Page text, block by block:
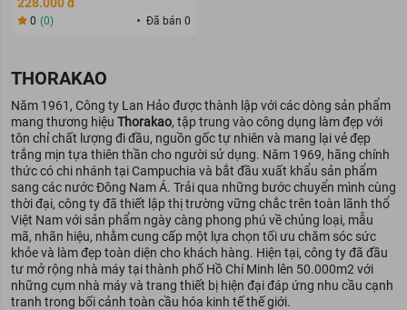
0 (0) Đã bán 0
THORAKAO
Năm 1961, Công ty Lan Hảo được thành lập với các dòng sản phẩm
mang thương hiệu Thorakao, tập trung vào công dụng làm đẹp với
tôn chỉ chất lượng đi đầu, nguồn gốc tự nhiên và mang lại vẻ đẹp
trắng mịn tựa thiên thần cho người sử dụng. Năm 1969, hãng chính
thức có chi nhánh tại Campuchia và bắt đầu xuất khẩu sản phẩm
sang các nước Ðông Nam Á. Trải qua những bước chuyển mình cùng
thời đại, công ty đã thiết lập thị trường vững chắc trên toàn lãnh thổ
Việt Nam với sản phẩm ngày càng phong phú về chủng loại, mẫu
mã, nhãn hiệu, nhằm cung cấp một lựa chọn tối ưu chăm sóc sức
khỏe và làm đẹp toàn diện cho khách hàng. Hiện tại, công ty đã đầu
tư mở rộng nhà máy tại thành phố Hồ Chí Minh lên 50.000m2 với
những cụm nhà máy và trang thiết bị hiện đại đáp ứng nhu cầu cạnh
tranh trong bối cảnh toàn cầu hóa kinh tế thế giới.